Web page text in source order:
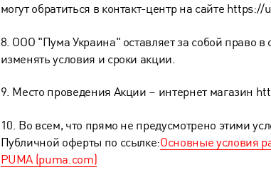
могут обратиться в контакт-центр на сайте https://
8. ООО "Пума Украина" оставляет за собой право в
изменять условия и сроки акции.
9. Место проведения Акции – интернет магазин
10. Во всем, что прямо не предусмотрено этими
Публичной оферты по ссылке:Основные условия
PUMA (puma.com)